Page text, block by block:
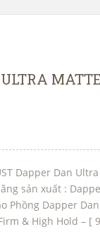
Dapper Dan
sản xuất :
Dapper Dan
& High Hold – [